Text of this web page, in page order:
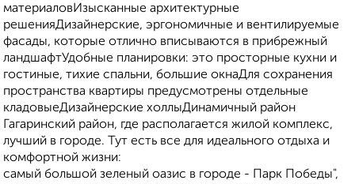
материаловИзысканные архитектурные
решенияДизайнерские, эргономичные и вентилируемые
фасады, которые отлично вписываются в прибрежный
ландшафтУдобные планировки: это просторные кухни и
гостиные, тихие спальни, большие окнаДля сохранения
пространства квартиры предусмотрены отдельные
кладовыеДизайнерские холлыДинамичный район
Гагаринский район, где располагается жилой комплекс,
лучший в городе. Тут есть все для идеального отдыха и
комфортной жизни:
самый большой зеленый оазис в городе - Парк Победы",